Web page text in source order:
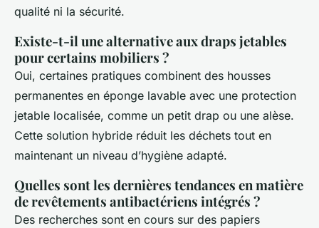
qualité ni la sécurité.
Existe-t-il une alternative aux draps jetables
pour certains mobiliers ?
Oui, certaines pratiques combinent des housses
permanentes en éponge lavable avec une protection
jetable localisée, comme un petit drap ou une alèse.
Cette solution hybride réduit les déchets tout en
maintenant un niveau d’hygiène adapté.
Quelles sont les dernières tendances en matière
de revêtements antibactériens intégrés ?
Des recherches sont en cours sur des papiers